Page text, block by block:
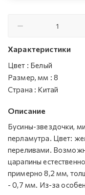
Характеристики
Цвет : Белый
Размер, мм : 8
Страна : Китай
Описание
Бусины-звездочки,
перламутра. Цвет:
переливами.
царапины
примерно 8,2 мм,
- 0,7 мм. Из-за